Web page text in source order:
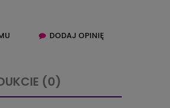
DODAJ OPINIĘ
(0)